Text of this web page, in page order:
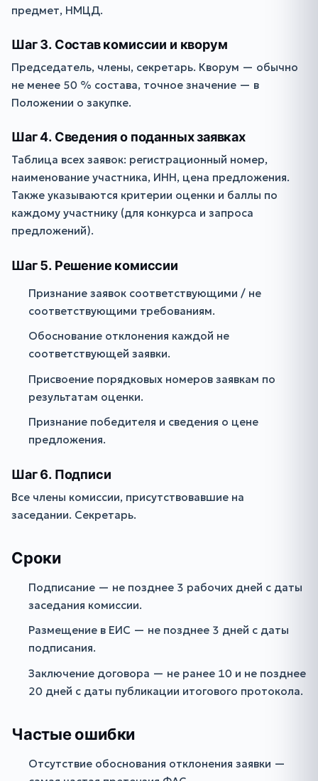
предмет, НМЦД.
Шаг 3. Состав комиссии и кворум
Председатель, члены, секретарь. Кворум — обычно
не менее 50 % состава, точное значение — в
Положении о закупке.
Шаг 4. Сведения о поданных заявках
Таблица всех заявок: регистрационный номер,
наименование участника, ИНН, цена предложения.
Также указываются критерии оценки и баллы по
каждому участнику (для конкурса и запроса
предложений).
Шаг 5. Решение комиссии
Признание заявок соответствующими / не
соответствующими требованиям.
Обоснование отклонения каждой не
соответствующей заявки.
Присвоение порядковых номеров заявкам по
результатам оценки.
Признание победителя и сведения о цене
предложения.
Шаг 6. Подписи
Все члены комиссии, присутствовавшие на
заседании. Секретарь.
Сроки
Подписание — не позднее 3 рабочих дней с даты
заседания комиссии.
Размещение в ЕИС — не позднее 3 дней с даты
подписания.
Заключение договора — не ранее 10 и не позднее
20 дней с даты публикации итогового протокола.
Частые ошибки
Отсутствие обоснования отклонения заявки —